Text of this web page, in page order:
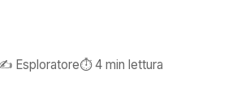
Esploratore⏱️ 4 min lettura